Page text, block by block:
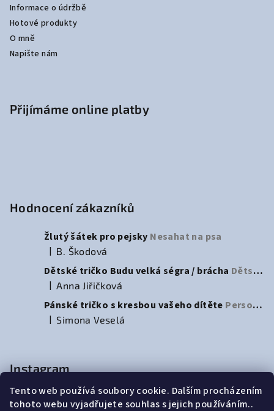
Tento web používá soubory cookie. Dalším procházením
tohoto webu vyjadřujete souhlas s jejich používáním..
Informace o údržbě
Hotové produkty
O mně
Napište nám
Přijímáme online platby
Hodnocení zákazníků
Žlutý šátek pro pejsky Nesahat na psa
Hodnocení produktu je 5 z 5 hvězdiček.
B. Škodová
Dětské tričko Budu velká ségra / brácha Dětské tričko na oznámení přírůstku do rodiny
Hodnocení produktu je 3 z 5 hvězdiček.
Anna Jiřičková
Pánské tričko s kresbou vašeho dítěte Personalizované pánské tričko s dětskou kresbou – ideální dárek pro tatínky
Hodnocení produktu je 5 z 5 hvězdiček.
Simona Veselá
Instagram